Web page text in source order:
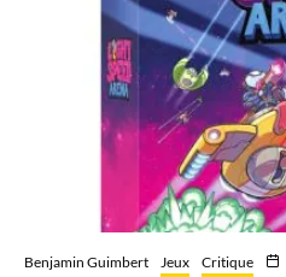
Benjamin Guimbert Jeux Critique